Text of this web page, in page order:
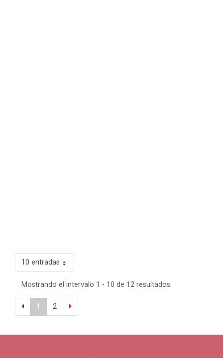
10 entradas
Mostrando el intervalo 1 - 10 de 12 resultados.
1 2